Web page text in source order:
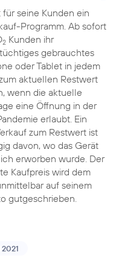
seine Kunden ein
Programm. Ab sofort
2Kunden ihr
gebrauchtes
oder Tablet in jedem
aktuellen Restwert
wenn die aktuelle
eine Öffnung in der
erlaubt. Ein
zum Restwert ist
davon, wo das Gerät
erworben wurde. Der
Kaufpreis wird dem
auf seinem
gutgeschrieben.